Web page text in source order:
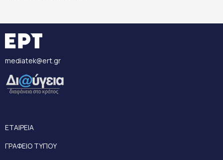
mediatek@ert.gr
ΕΤΑΙΡΕΙΑ
ΓΡΑΦΕΙΟ ΤΥΠΟΥ